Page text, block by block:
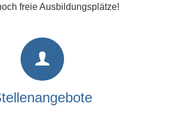
freie Ausbildungsplätze!